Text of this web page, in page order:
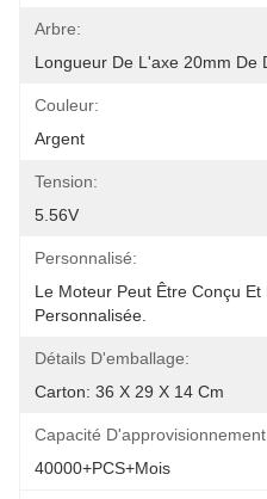
Arbre:
Longueur De L'axe 20mm De
Couleur:
Argent
Tension:
5.56V
Personnalisé:
Le Moteur Peut Être Conçu
Personnalisée.
Détails D'emballage:
Carton: 36 X 29 X 14 Cm
Capacité
40000+PCS+mois